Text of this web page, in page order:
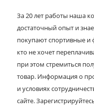
За 20 лет работы наша
достаточный опыт и
покупают спортивные и
кто не хочет
при этом стремиться
товар. Информация о
и условиях
сайте.